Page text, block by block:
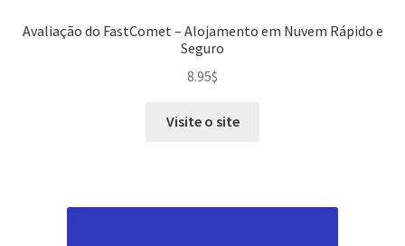
Avaliação do FastComet – Alojamento em Nuvem Rápido e
Seguro
8.95$
Visite o site